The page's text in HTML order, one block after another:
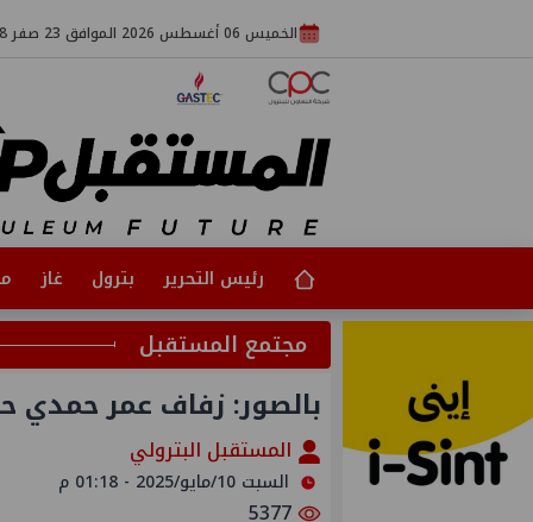
الخميس 06 أغسطس 2026 الموافق 23 صفر 1448
رئيس التحرير بترول غاز
مجتمع المستقبل
بالصور: زفاف عمر حمدي
المستقبل البترولي
السبت 10/مايو/2025 - 01:18 م